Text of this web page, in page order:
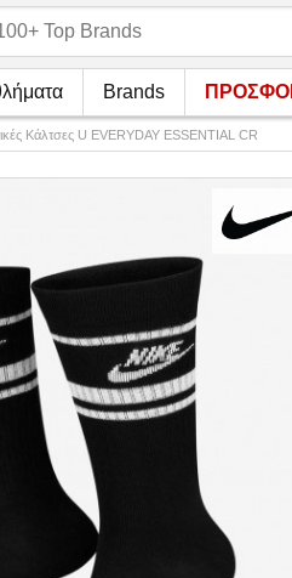
Brands
Κάλτσες U EVERYDAY ESSENTIAL CR